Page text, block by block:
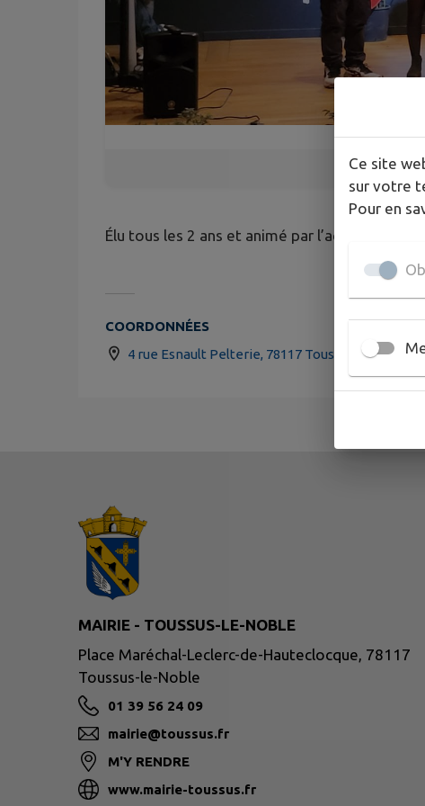
Élu tous les 2 ans et animé par l’accueil de
COORDONNÉES
4 rue Esnault Pelterie, 78117 Toussus le Noble
MAIRIE - TOUSSUS-LE-NOBLE
Place Maréchal-Leclerc-de-Hauteclocque, 78117
Toussus-le-Noble
01 39 56 24 09
mairie@toussus.fr
M'Y RENDRE
www.mairie-toussus.fr
Ce site
sur votre
Pour en